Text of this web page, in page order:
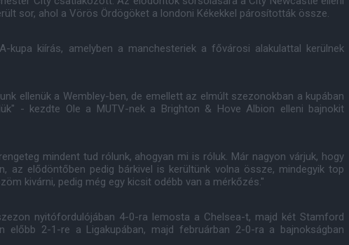
sor, ahol a Vörös Ördögöket a londoni Kékekkel párosították össze.
kupa kiírás, amelyben a manchesteriek a fővárosi alakulattal kerülnek
ellenük a Wembley-ben, de emellett az elmúlt szezonokban a kupában
- kezdte Ole a MUTV-nek a Brighton & Hove Albion elleni bajnokit
mindent tud rólunk, ahogyan mi is róluk. Már nagyon várjuk, hogy
az elődöntőben pedig bárkivel is kerültünk volna össze, mindegyik top
kivárni, pedig még egy kicsit odébb van a mérkőzés."
nyitófordulójában 4-0-ra lemosta a Chelsea-t, majd két Stamford
előbb 2-1-re a Ligakupában, majd februárban 2-0-ra a bajnokságban